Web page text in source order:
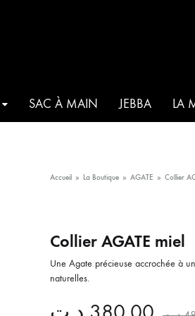
ANIMALIA
SOIE D’HABIBA
MAHBOUBA
SAC À MAIN JEBBA LA
Accueil » La Boutique » AGATE » Collier
Collier AGATE miel
Une Agate précieuse accrochée à
naturelles.